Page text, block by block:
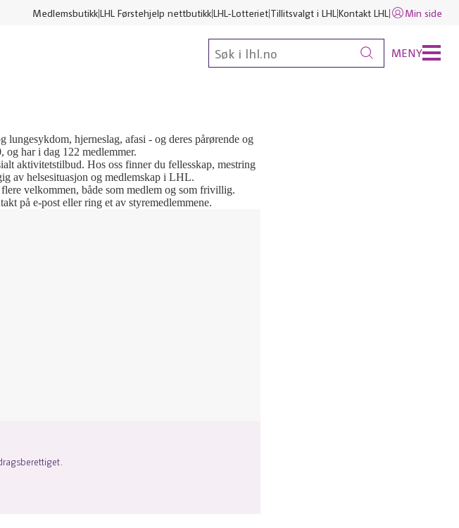
MedlemsbutikkLHL Førstehjelp nettbutikkLHL-Lotteriet Tillitsvalgt i LHL Kontakt LHL Min side
MENY
hjerneslag, afasi - og deres pårørende og
og har i dag 122 medlemmer.
aktivitetstilbud. Hos oss finner du fellesskap, mestring
av helsesituasjon og medlemskap i LHL.
velkommen, både som medlem og som frivillig.
på e-post eller ring et av styremedlemmene.